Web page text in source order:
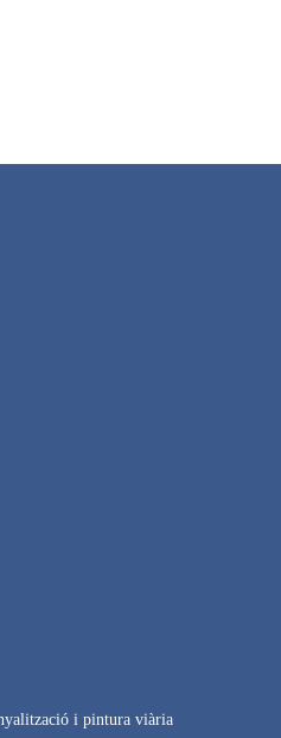
i pintura viària